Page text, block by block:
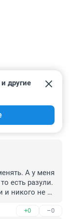
другие
А у меня
есть разули.
и никого не
+0 –0